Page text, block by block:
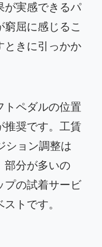
が実感できるパ
屈に感じるこ
ときに引っかか
トペダルの位置
推奨です。工賃
ション調整は
部分が多いの
プの試着サービ
トです。